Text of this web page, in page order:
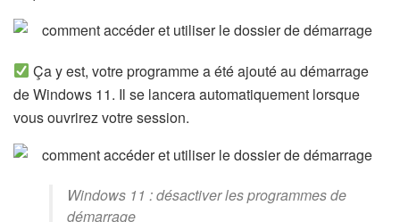
Ça y est, votre programme a été ajouté au démarrage
de Windows 11. Il se lancera automatiquement lorsque
vous ouvrirez votre session.
Windows 11 : désactiver les programmes de
démarrage